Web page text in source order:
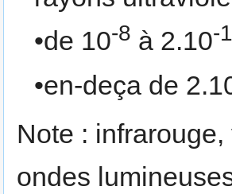
•de 10-8 à 2.10-
•en-deça de
Note :
ondes